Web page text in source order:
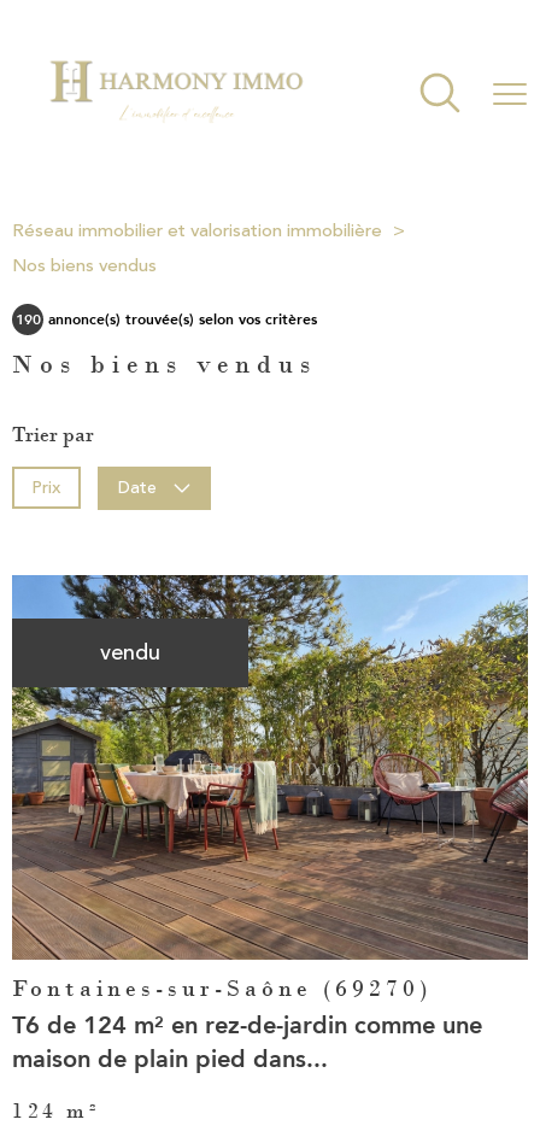
Réseau immobilier et valorisation immobilière
Nos biens vendus
190 annonce(s) trouvée(s) selon vos critères
Nos biens vendus
Trier par
Prix Date
vendu
Voir le
bien
Fontaines-sur-Saône (69270)
T6 de 124 m² en rez-de-jardin comme une
maison de plain pied dans...
124 m²